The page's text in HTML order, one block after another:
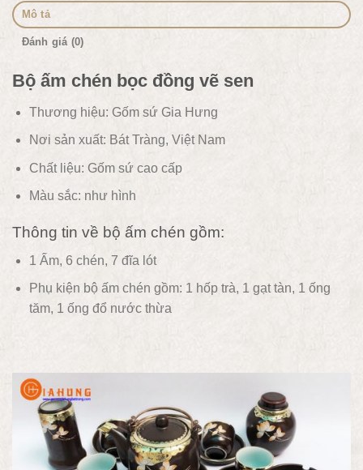
Mô tả
Đánh giá (0)
Bộ ấm chén bọc đồng vẽ sen
Thương hiệu: Gốm sứ Gia Hưng
Nơi sản xuất: Bát Tràng, Việt Nam
Chất liệu: Gốm sứcao cấp
Màu sắc: như hình
Thông tin về bộ ấm chén gồm:
1 Ấm, 6 chén, 7 đĩa lót
Phụ kiện bộ ấm chén gồm: 1 hốp trà, 1 gạt tàn, 1 ống
tăm, 1 ống đổ nước thừa